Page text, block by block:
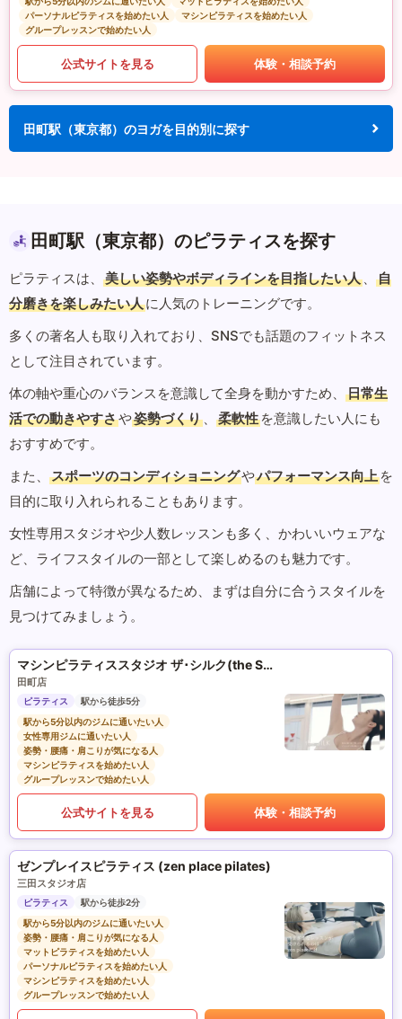
パーソナルピラティスを始めたい人
マシンピラティスを始めたい人
グループレッスンで始めたい人
公式サイトを見る 体験・相談予約
田町駅（東京都）のヨガを目的別に探す
田町駅（東京都）のピラティスを探す
ピラティスは、 美しい姿勢やボディラインを目指したい人 、
自
分磨きを楽しみたい人に人気のトレーニングです。
多くの著名人も取り入れており、SNSでも話題のフィットネス
として注目されています。
体の軸や重心のバランスを意識して全身を動かすため、
日常生
活での動きやすさや姿勢づくり 、 柔軟性 を意識したい人にも
おすすめです。
また、
スポーツのコンディショニングやパフォーマンス向上 を
目的に取り入れられることもあります。
女性専用スタジオや少人数レッスンも多く、かわいいウェアな
ど、ライフスタイルの一部として楽しめるのも魅力です。
店舗によって特徴が異なるため、まずは自分に合うスタイルを
見つけてみましょう。
マシンピラティススタジオ ザ･シルク(the SILK)
田町店
ピラティス
駅から徒歩5分
駅から5分以内のジムに通いたい人
女性専用ジムに通いたい人
姿勢・腰痛・肩こりが気になる人
マシンピラティスを始めたい人
グループレッスンで始めたい人
公式サイトを見る 体験・相談予約
ゼンプレイスピラティス (zen place pilates)
三田スタジオ店
ピラティス
駅から徒歩2分
駅から5分以内のジムに通いたい人
姿勢・腰痛・肩こりが気になる人
マットピラティスを始めたい人
パーソナルピラティスを始めたい人
マシンピラティスを始めたい人
グループレッスンで始めたい人